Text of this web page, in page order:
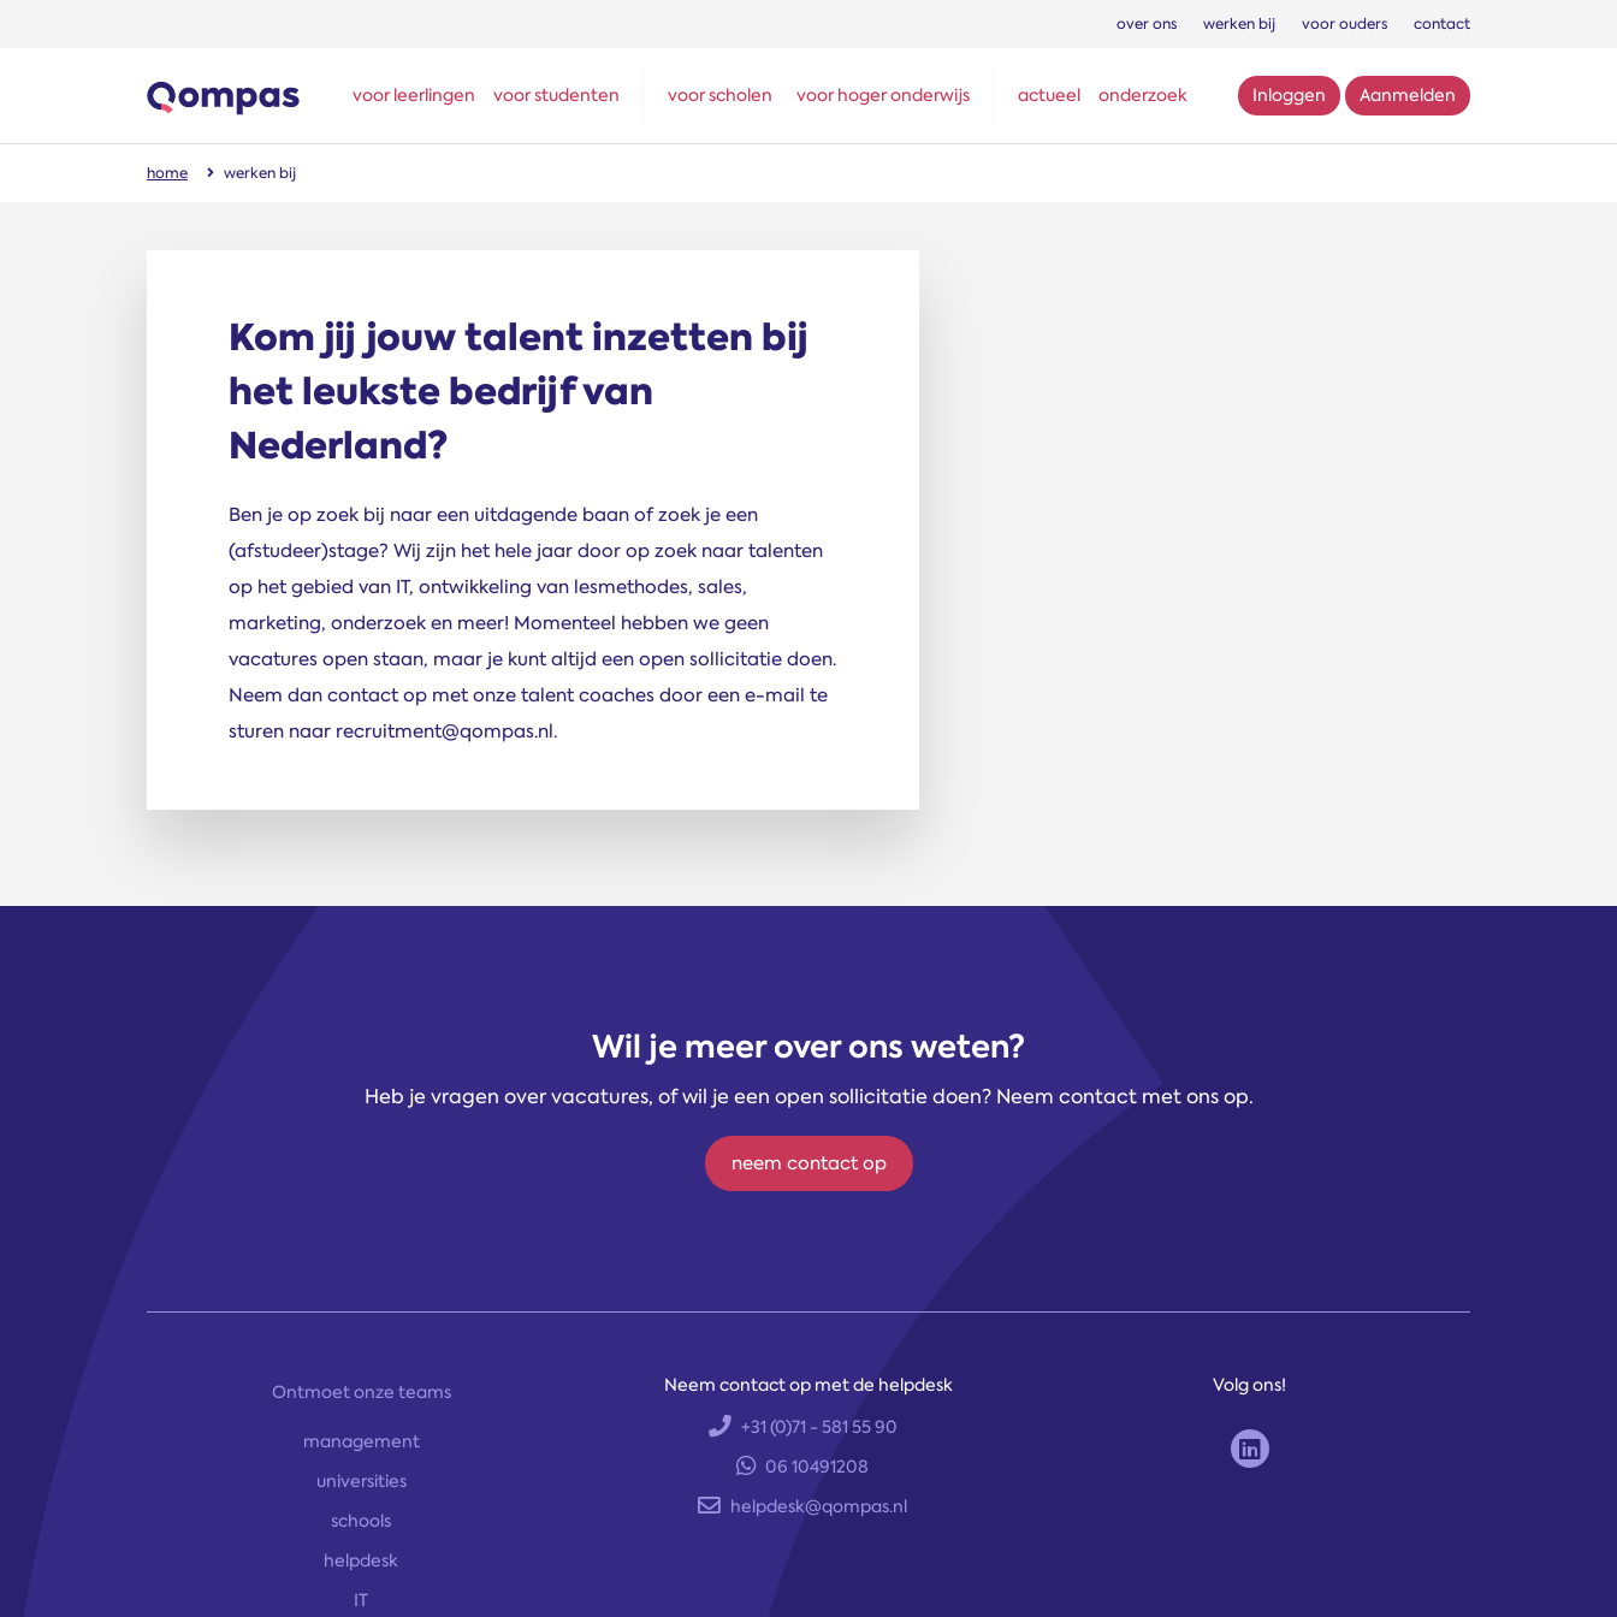
over ons werken bij voor ouders contact
voor leerlingen voor studenten voor scholen voor hoger onderwijs actueel onderzoek Inloggen Aanmelden
home werken bij
Kom jij jouw talent inzetten bij
het leukste bedrijf van
Nederland?
Ben je op zoek bij naar een uitdagende baan of zoek je een
(afstudeer)stage? Wij zijn het hele jaar door op zoek naar talenten
op het gebied van IT, ontwikkeling van lesmethodes, sales,
marketing, onderzoek en meer! Momenteel hebben we geen
vacatures open staan, maar je kunt altijd een open sollicitatie doen.
Neem dan contact op met onze talent coaches door een e-mail te
sturen naar recruitment@qompas.nl.
Wil je meer over ons weten?
Heb je vragen over vacatures, of wil je een open sollicitatie doen? Neem contact met ons op.
neem contact op
Ontmoet onze teams
management
universities
schools
helpdesk
IT
Neem contact op met de helpdesk
+31 (0)71 - 581 55 90
06 10491208
helpdesk@qompas.nl
Volg ons!